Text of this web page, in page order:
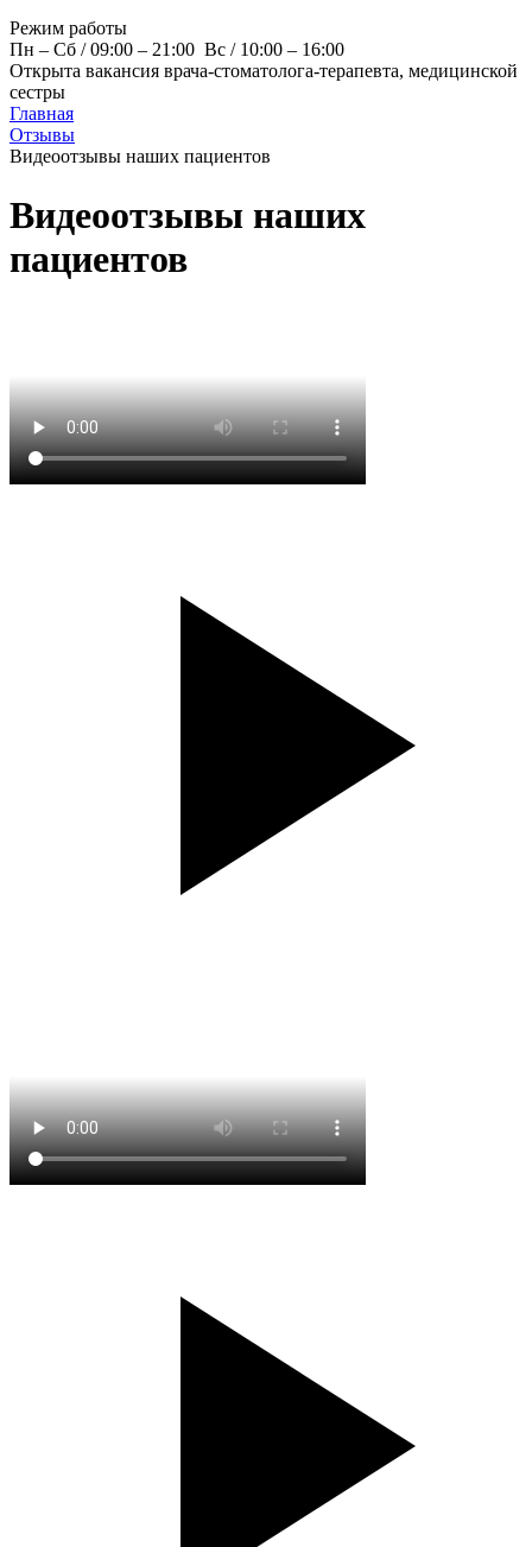
Режим работы
Пн – Cб / 09:00 – 21:00 Вс / 10:00 – 16:00
Открыта вакансия врача-стоматолога-терапевта, медицинской
сестры
Главная
Отзывы
Видеоотзывы наших пациентов
Видеоотзывы наших
пациентов